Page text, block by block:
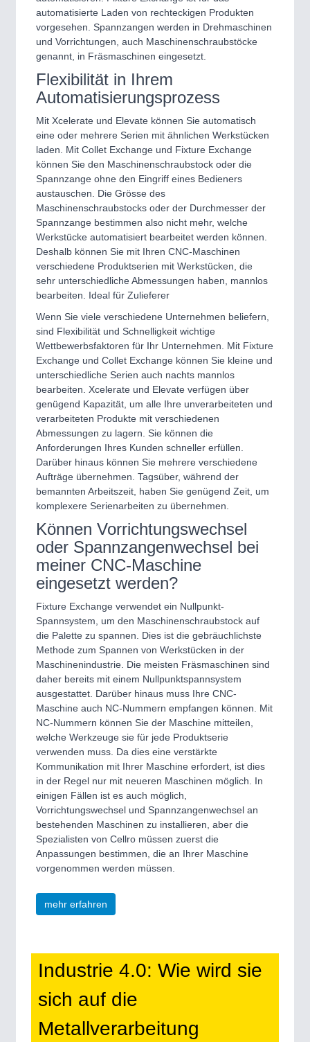
automatisierte Laden von rechteckigen Produkten
vorgesehen. Spannzangen werden in Drehmaschinen
und Vorrichtungen, auch Maschinenschraubstöcke
genannt, in Fräsmaschinen eingesetzt.
Flexibilität in Ihrem
Automatisierungsprozess
Mit Xcelerate und Elevate können Sie automatisch
eine oder mehrere Serien mit ähnlichen Werkstücken
laden. Mit Collet Exchange und Fixture Exchange
können Sie den Maschinenschraubstock oder die
Spannzange ohne den Eingriff eines Bedieners
austauschen. Die Grösse des
Maschinenschraubstocks oder der Durchmesser der
Spannzange bestimmen also nicht mehr, welche
Werkstücke automatisiert bearbeitet werden können.
Deshalb können Sie mit Ihren CNC-Maschinen
verschiedene Produktserien mit Werkstücken, die
sehr unterschiedliche Abmessungen haben, mannlos
bearbeiten. Ideal für Zulieferer
Wenn Sie viele verschiedene Unternehmen beliefern,
sind Flexibilität und Schnelligkeit wichtige
Wettbewerbsfaktoren für Ihr Unternehmen. Mit Fixture
Exchange und Collet Exchange können Sie kleine und
unterschiedliche Serien auch nachts mannlos
bearbeiten. Xcelerate und Elevate verfügen über
genügend Kapazität, um alle Ihre unverarbeiteten und
verarbeiteten Produkte mit verschiedenen
Abmessungen zu lagern. Sie können die
Anforderungen Ihres Kunden schneller erfüllen.
Darüber hinaus können Sie mehrere verschiedene
Aufträge übernehmen. Tagsüber, während der
bemannten Arbeitszeit, haben Sie genügend Zeit, um
komplexere Serienarbeiten zu übernehmen.
Können Vorrichtungswechsel
oder Spannzangenwechsel bei
meiner CNC-Maschine
eingesetzt werden?
Fixture Exchange verwendet ein Nullpunkt-
Spannsystem, um den Maschinenschraubstock auf
die Palette zu spannen. Dies ist die gebräuchlichste
Methode zum Spannen von Werkstücken in der
Maschinenindustrie. Die meisten Fräsmaschinen sind
daher bereits mit einem Nullpunktspannsystem
ausgestattet. Darüber hinaus muss Ihre CNC-
Maschine auch NC-Nummern empfangen können. Mit
NC-Nummern können Sie der Maschine mitteilen,
welche Werkzeuge sie für jede Produktserie
verwenden muss. Da dies eine verstärkte
Kommunikation mit Ihrer Maschine erfordert, ist dies
in der Regel nur mit neueren Maschinen möglich. In
einigen Fällen ist es auch möglich,
Vorrichtungswechsel und Spannzangenwechsel an
bestehenden Maschinen zu installieren, aber die
Spezialisten von Cellro müssen zuerst die
Anpassungen bestimmen, die an Ihrer Maschine
vorgenommen werden müssen.
mehr erfahren
Industrie 4.0: Wie wird sie
sich auf die
Metallverarbeitung